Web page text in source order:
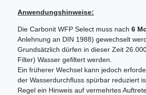
Anwendungshinweise:
Die Carbonit WFP Select muss nach 6
Anlehnung an DIN 1988) gewechselt
Grundsätzlich dürfen in dieser Zeit
Filter) Wasser gefiltert werden.
Ein früherer Wechsel kann jedoch
der Wasserdurchfluss spürbar reduziert
Regel ein Hinweis auf vermehrtes